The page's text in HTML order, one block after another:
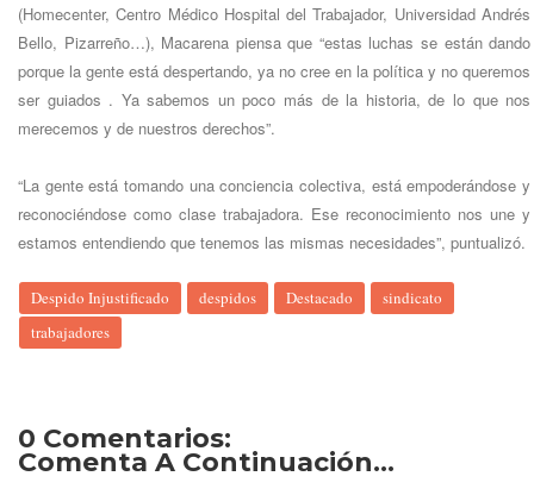
(Homecenter, Centro Médico Hospital del Trabajador, Universidad Andrés
Bello, Pizarreño…), Macarena piensa que “estas luchas se están dando
porque la gente está despertando, ya no cree en la política y no queremos
ser guiados . Ya sabemos un poco más de la historia, de lo que nos
merecemos y de nuestros derechos”.
“La gente está tomando una conciencia colectiva, está empoderándose y
reconociéndose como clase trabajadora. Ese reconocimiento nos une y
estamos entendiendo que tenemos las mismas necesidades”, puntualizó.
Despido Injustificado despidos Destacado
sindicato
trabajadores
0 Comentarios:
Comenta A Continuación...